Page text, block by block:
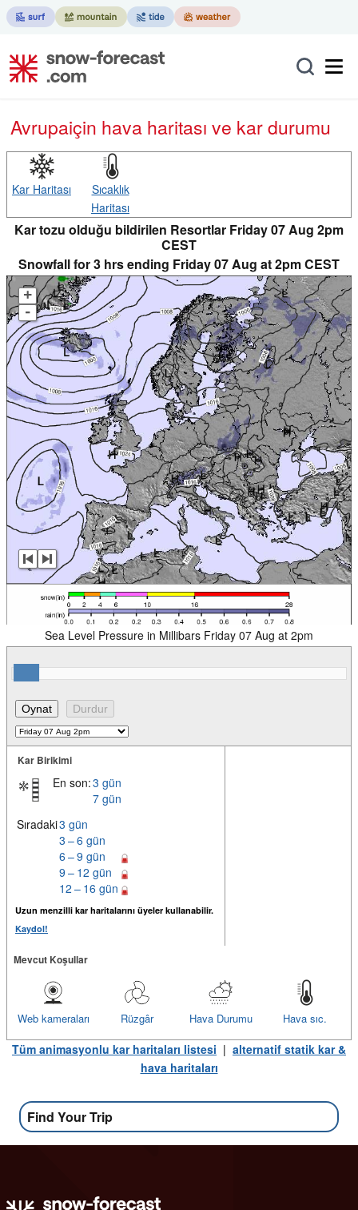
Avrupaiçin hava haritası ve kar durumu
Kar Haritası
Sıcaklık
Haritası
Kar tozu olduğu bildirilen Resortlar Friday 07 Aug 2pm
CEST
Snowfall for 3 hrs ending Friday 07 Aug at 2pm CEST
+
-
Sea Level Pressure in Millibars Friday 07 Aug at 2pm
Kar Birikimi
En son:3 gün
7 gün
Sıradaki3 gün
3 – 6 gün
6 – 9 gün
9 – 12 gün
12 – 16 gün
Uzun menzilli kar haritalarını üyeler kullanabilir.
Kaydol!
Mevcut Koşullar
Hava sıc.
Hava Durumu
Rüzgâr
Web kameraları
Tüm animasyonlu kar haritaları listesi | alternatif statik kar &
hava haritaları
Find Your Trip